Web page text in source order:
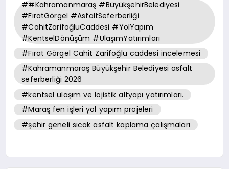
##Kahramanmaraş #BüyükşehirBelediyesi
#FıratGörgel #AsfaltSeferberliği
#CahitZarifoğluCaddesi #YolYapım
#KentselDönüşüm #UlaşımYatırımları
#Fırat Görgel Cahit Zarifoğlu caddesi incelemesi
#Kahramanmaraş Büyükşehir Belediyesi asfalt
seferberliği 2026
#kentsel ulaşım ve lojistik altyapı yatırımları.
#Maraş fen işleri yol yapım projeleri
#şehir geneli sıcak asfalt kaplama çalışmaları